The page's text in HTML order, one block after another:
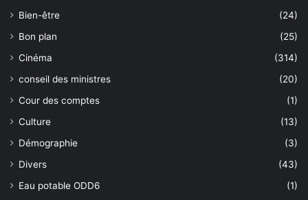
Bien-être
(24)
Bon plan
(25)
Cinéma
(314)
conseil des ministres
(20)
Cour des comptes
(1)
Culture
(13)
Démographie
(3)
Divers
(43)
Eau potable ODD6
(1)